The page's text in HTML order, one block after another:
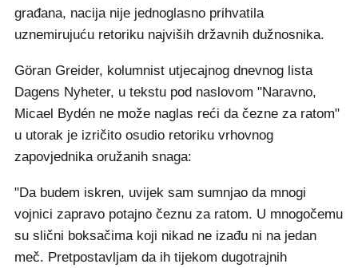
građana, nacija nije jednoglasno prihvatila
uznemirujuću retoriku najviših državnih dužnosnika.
Göran Greider, kolumnist utjecajnog dnevnog lista
Dagens Nyheter, u tekstu pod naslovom "Naravno,
Micael Bydén ne može naglas reći da čezne za ratom"
u utorak je izričito osudio retoriku vrhovnog
zapovjednika oružanih snaga:
"Da budem iskren, uvijek sam sumnjao da mnogi
vojnici zapravo potajno čeznu za ratom. U mnogočemu
su slični boksačima koji nikad ne izađu ni na jedan
meč. Pretpostavljam da ih tijekom dugotrajnih